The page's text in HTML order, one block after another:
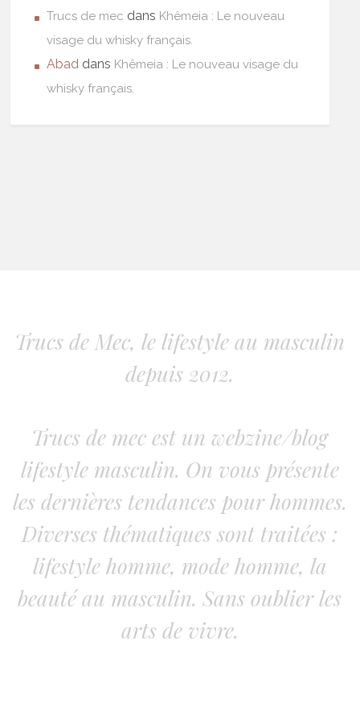
Trucs de mec dans Khêmeia : Le nouveau
visage du whisky français.
Abad dans Khêmeia : Le nouveau visage du
whisky français.
Trucs de Mec, le lifestyle au masculin
depuis 2012.
Trucs de mec est un webzine/blog
lifestyle masculin. On vous présente
les dernières tendances pour hommes.
Diverses thématiques sont traitées :
lifestyle homme, mode homme, la
beauté au masculin. Sans oublier les
arts de vivre.